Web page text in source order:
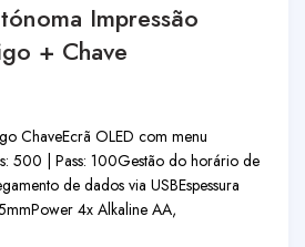
Impressão
+ Chave
ChaveEcrã OLED com menu
500 | Pass: 100Gestão do horário de
de dados via USBEspessura
Power 4x Alkaline AA,